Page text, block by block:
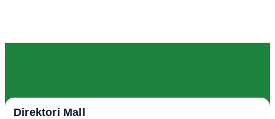
Direktori Mall